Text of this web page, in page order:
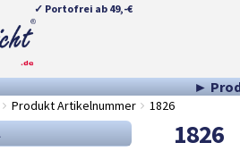
✓ Portofrei ab 49,-€
►
Produkt Artikelnummer 1826
1826